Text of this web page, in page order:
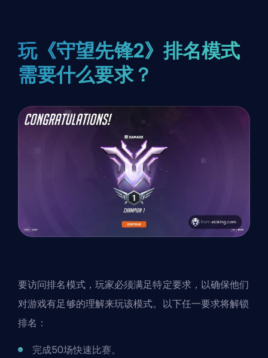
玩《守望先锋2》排名模式
需要什么要求？
要访问排名模式，玩家必须满足特定要求，以确保他们
对游戏有足够的理解来玩该模式。以下任一要求将解锁
排名：
完成50场快速比赛。